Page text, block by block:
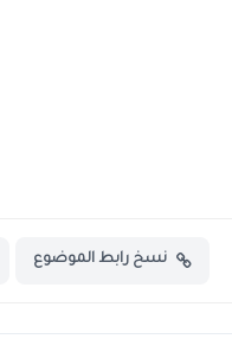
نسخ رابط الموضوع